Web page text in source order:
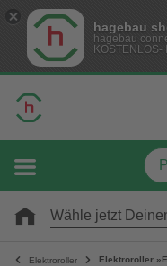
hagebau
hagebau
Wähle jetzt
Elektroroller Elektroroller